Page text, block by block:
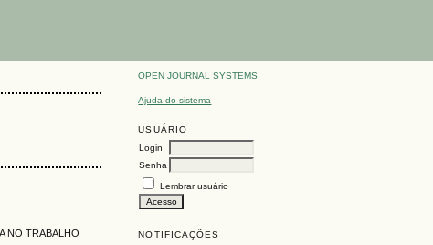
OPEN JOURNAL SYSTEMS
Ajuda do sistema
USUÁRIO
Login
Senha
Lembrar usuário
NOTIFICAÇÕES
NO TRABALHO